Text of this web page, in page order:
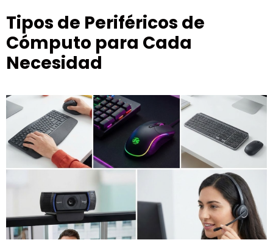
Tipos de Periféricos de
Cómputo para Cada
Necesidad